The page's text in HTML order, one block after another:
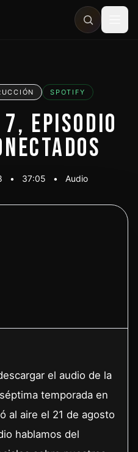
SPOTIFY
EPISODIO
• 37:05 • Audio
el audio de la
temporada en
al aire el 21 de agosto
hablamos del